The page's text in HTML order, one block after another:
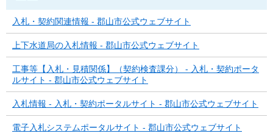
入札・契約関連情報 - 郡山市公式ウェブサイト
上下水道局の入札情報 - 郡山市公式ウェブサイト
工事等【入札・見積関係】（契約検査課分） - 入札・契約ポータ
ルサイト - 郡山市公式ウェブサイト
入札情報 - 入札・契約ポータルサイト - 郡山市公式ウェブサイト
電子入札システムポータルサイト - 郡山市公式ウェブサイト